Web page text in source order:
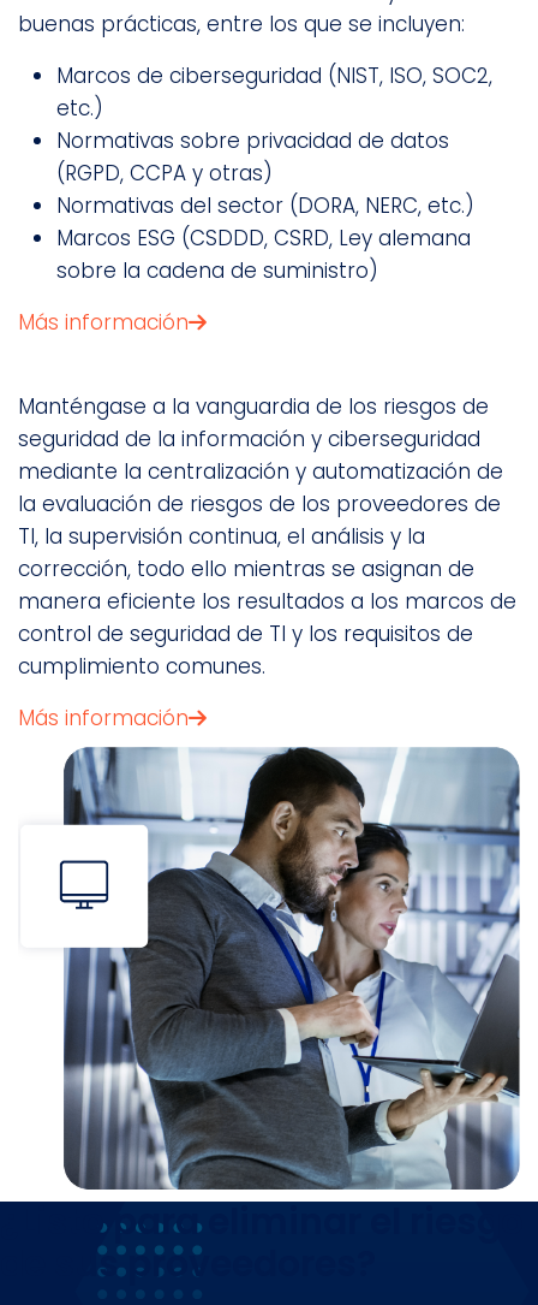
buenas prácticas, entre los que se incluyen:
Marcos de ciberseguridad (NIST, ISO, SOC2,
etc.)
Normativas sobre privacidad de datos
(RGPD, CCPA y otras)
Normativas del sector (DORA, NERC, etc.)
Marcos ESG (CSDDD, CSRD, Ley alemana
sobre la cadena de suministro)
Más información
Manténgase a la vanguardia de los riesgos de
seguridad de la información y ciberseguridad
mediante la centralización y automatización de
la evaluación de riesgos de los proveedores de
TI, la supervisión continua, el análisis y la
corrección, todo ello mientras se asignan de
manera eficiente los resultados a los marcos de
control de seguridad de TI y los requisitos de
cumplimiento comunes.
Más información
¿Listo para eliminar el riesgo
de sus proveedores?